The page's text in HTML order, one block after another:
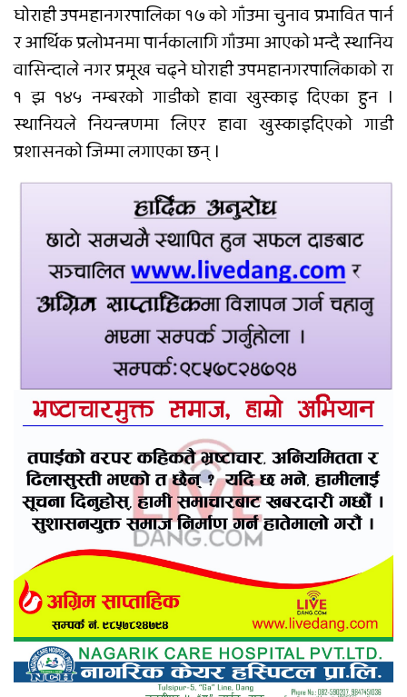
विशेषज्ञ स्वास्थ्य शिविर सञ्चालन हुने
दाङमा आफ्नै भाइ बुहारी करणीको आरोपमा जेठाजु
विरुद्ध मुद्दा दायर
रोल्पामा खोलाले बगाउँदा एक वृद्धको मृत्यु
बलात्कार पछि नाबालक देखाउन किर्ते जन्मदर्ता, कीर्ते
बनाइदिने पनि जेलमा
दाङमा बालिका बलात्कारको मुद्दामा १८ वर्ष कैद
विदेशको कानुनी विवाह र नेपालमा न्यायको प्रत्याभूति
बिक दम्पतीद्वारा राप्ती प्रतिष्ठानलाई तीन थान
ह्विलचेयर सहयोग
घोराही उपमहानगरपालिका १७ को गाँउमा चुनाव प्रभावित पार्न
र आर्थिक प्रलोभनमा पार्नकालागि गाँउमा आएको भन्दै स्थानिय
वासिन्दाले नगर प्रमूख चढ्ने घोराही उपमहानगरपालिकाको रा
१ झ १४५ नम्बरको गाडीको हावा खुस्काइ दिएका हुन ।
स्थानियले नियन्त्रणमा लिएर हावा खुस्काइदिएको गाडी
प्रशासनको जिम्मा लगाएका छन् ।